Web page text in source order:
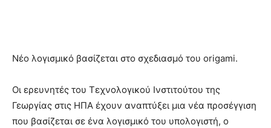
Νέο λογισμικό βασίζεται στο σχεδιασμό του origami.
Οι ερευνητές του Τεχνολογικού Ινστιτούτου της
Γεωργίας στις ΗΠΑ έχουν αναπτύξει μια νέα προσέγγιση
που βασίζεται σε ένα λογισμικό του υπολογιστή, ο